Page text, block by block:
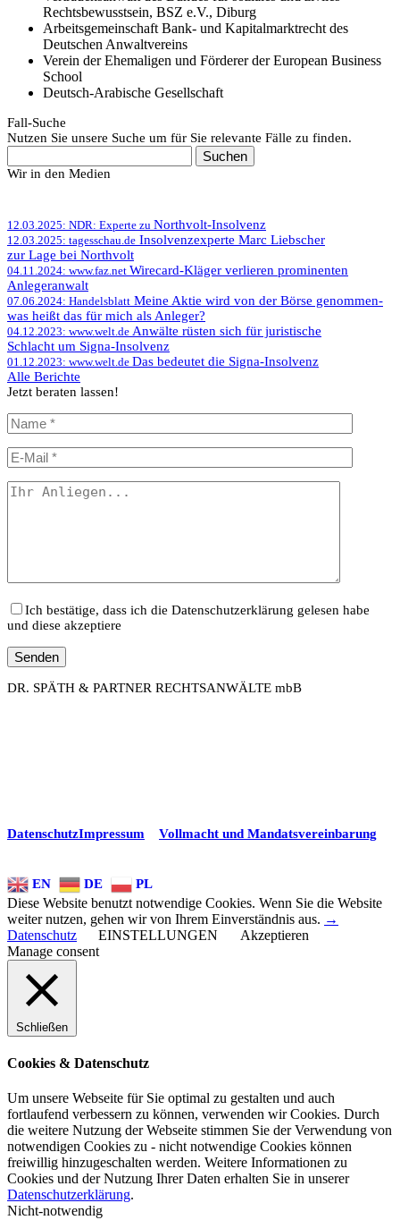
Rechtsbewusstsein, BSZ e.V., Diburg
Arbeitsgemeinschaft Bank- und Kapitalmarktrecht des
Deutschen Anwaltvereins
Verein der Ehemaligen und Förderer der European Business
School
Deutsch-Arabische Gesellschaft
Fall-Suche
Nutzen Sie unsere Suche um für Sie relevante Fälle zu finden.
for:
Wir in den Medien
12.03.2025: NDR: Experte zu Northvolt-Insolvenz
12.03.2025: tagesschau.de Insolvenzexperte Marc Liebscher
zur Lage bei Northvolt
04.11.2024: www.faz.net Wirecard-Kläger verlieren prominenten
Anlegeranwalt
07.06.2024: Handelsblatt Meine Aktie wird von der Börse genommen-
was heißt das für mich als Anleger?
04.12.2023: www.welt.de Anwälte rüsten sich für juristische
Schlacht um Signa-Insolvenz
01.12.2023: www.welt.de Das bedeutet die Signa-Insolvenz
Alle Berichte
Jetzt beraten lassen!
Ich bestätige, dass ich die Datenschutzerklärung gelesen habe
und diese akzeptiere
DR. SPÄTH & PARTNER RECHTSANWÄLTE mbB
DatenschutzImpressum Vollmacht und Mandatsvereinbarung
EN DE PL
Diese Website benutzt notwendige Cookies. Wenn Sie die Website
weiter nutzen, gehen wir von Ihrem Einverständnis aus. →
Datenschutz
EINSTELLUNGEN
Akzeptieren
Manage consent
Schließen
Cookies & Datenschutz
Um unsere Webseite für Sie optimal zu gestalten und auch
fortlaufend verbessern zu können, verwenden wir Cookies. Durch
die weitere Nutzung der Webseite stimmen Sie der Verwendung von
notwendigen Cookies zu - nicht notwendige Cookies können
freiwillig hinzugeschalten werden. Weitere Informationen zu
Cookies und der Nutzung Ihrer Daten erhalten Sie in unserer
Datenschutzerklärung.
Nicht-notwendig